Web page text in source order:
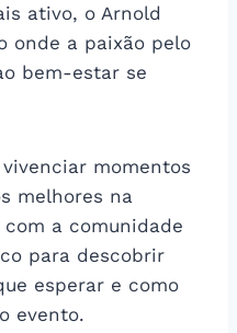
ativo, o Arnold
onde a paixão pelo
bem-estar se
momentos
melhores na
a comunidade
para descobrir
esperar e como
evento.